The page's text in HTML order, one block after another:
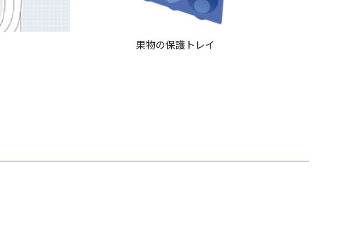
果物の保護トレイ